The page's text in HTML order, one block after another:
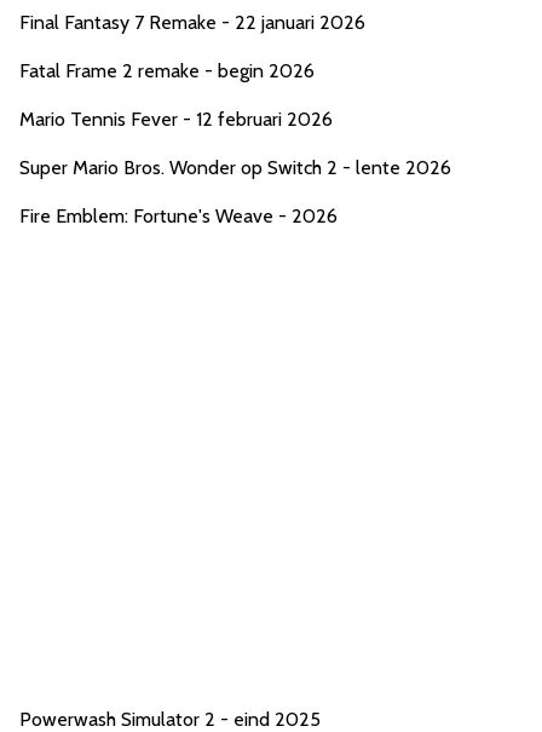
Final Fantasy 7 Remake - 22 januari 2026
Fatal Frame 2 remake - begin 2026
Mario Tennis Fever - 12 februari 2026
Super Mario Bros. Wonder op Switch 2 - lente 2026
Fire Emblem: Fortune's Weave - 2026
Powerwash Simulator 2 - eind 2025